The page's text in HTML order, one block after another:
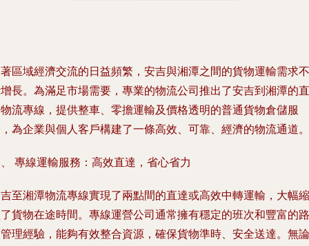
區域經濟交流的日益頻繁，安吉與湘潭之間的貨物運輸需求不
長。為滿足市場需要，專業的物流公司推出了安吉到湘潭的直
流專線，提供整車、零擔運輸及價格透明的普通貨物倉儲服
為企業與個人客戶構建了一條高效、可靠、經濟的物流通道。
專線運輸服務：高效直達，省心省力
至湘潭物流專線實現了兩點間的直達或高效中轉運輸，大幅縮
貨物在途時間。專線運營公司通常擁有穩定的班次和豐富的路
理經驗，能夠有效整合資源，確保貨物準時、安全送達。無論